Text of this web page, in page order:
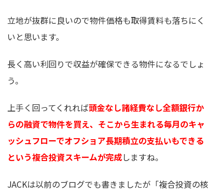
立地が抜群に良いので物件価格も取得賃料も落ちにく
いと思います。
長く高い利回りで収益が確保できる物件になるでしょ
う。
上手く回ってくれれば頭金なし諸経費なし全額銀行か
らの融資で物件を買え、そこから生まれる毎月のキャ
ッシュフローでオフショア長期積立の支払いもできる
という複合投資スキームが完成しますね。
JACKは以前のブログでも書きましたが「複合投資の核